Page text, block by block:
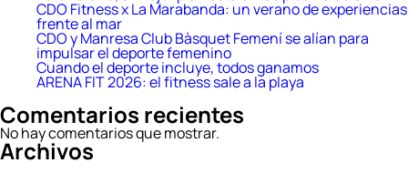
CDO Fitness x La Marabanda: un verano de experiencias
frente al mar
CDO y Manresa Club Bàsquet Femení se alían para
impulsar el deporte femenino
Cuando el deporte incluye, todos ganamos
ARENA FIT 2026: el fitness sale a la playa
Comentarios recientes
No hay comentarios que mostrar.
Archivos